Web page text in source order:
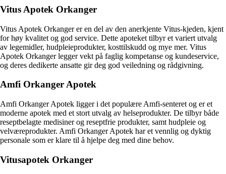
Vitus Apotek Orkanger
Vitus Apotek Orkanger er en del av den anerkjente Vitus-kjeden, kjent
for høy kvalitet og god service. Dette apoteket tilbyr et variert utvalg
av legemidler, hudpleieprodukter, kosttilskudd og mye mer. Vitus
Apotek Orkanger legger vekt på faglig kompetanse og kundeservice,
og deres dedikerte ansatte gir deg god veiledning og rådgivning.
Amfi Orkanger Apotek
Amfi Orkanger Apotek ligger i det populære Amfi-senteret og er et
moderne apotek med et stort utvalg av helseprodukter. De tilbyr både
reseptbelagte medisiner og reseptfrie produkter, samt hudpleie og
velværeprodukter. Amfi Orkanger Apotek har et vennlig og dyktig
personale som er klare til å hjelpe deg med dine behov.
Vitusapotek Orkanger